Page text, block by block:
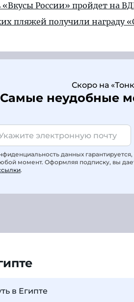
России» пройдет на
пляжей получили награду
Скоро на
Самые неудобные
данных
момент. Оформляя подписку, вы
.
в Египте